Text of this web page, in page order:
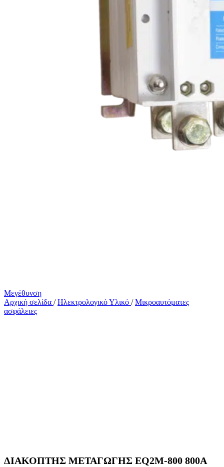
Μεγέθυνση
Αρχική σελίδα / Ηλεκτρολογικό Υλικό / Μικροαυτόματες
ασφάλειες
ΔΙΑΚΟΠΤΗΣ ΜΕΤΑΓΩΓΗΣ EQ2M-800 800A